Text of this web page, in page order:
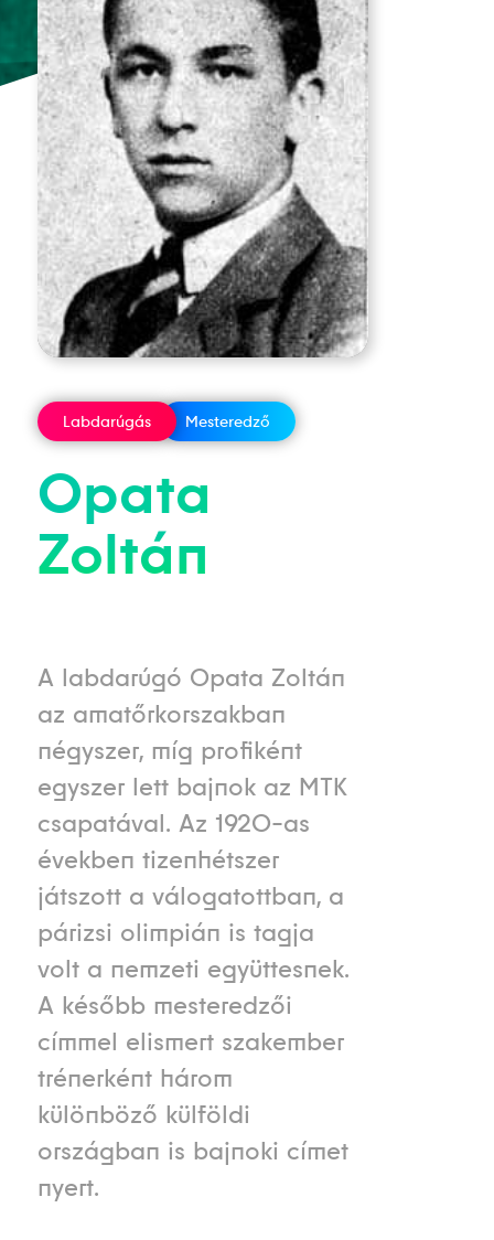
Labdarúgás Mesteredző
Opata
Zoltán
A labdarúgó Opata Zoltán
az amatőrkorszakban
négyszer, míg profiként
egyszer lett bajnok az MTK
csapatával. Az 1920-as
években tizenhétszer
játszott a válogatottban, a
párizsi olimpián is tagja
volt a nemzeti együttesnek.
A később mesteredzői
címmel elismert szakember
trénerként három
különböző külföldi
országban is bajnoki címet
nyert.